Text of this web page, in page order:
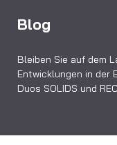
Blog
Bleiben Sie auf dem
Entwicklungen in der
Duos SOLIDS und